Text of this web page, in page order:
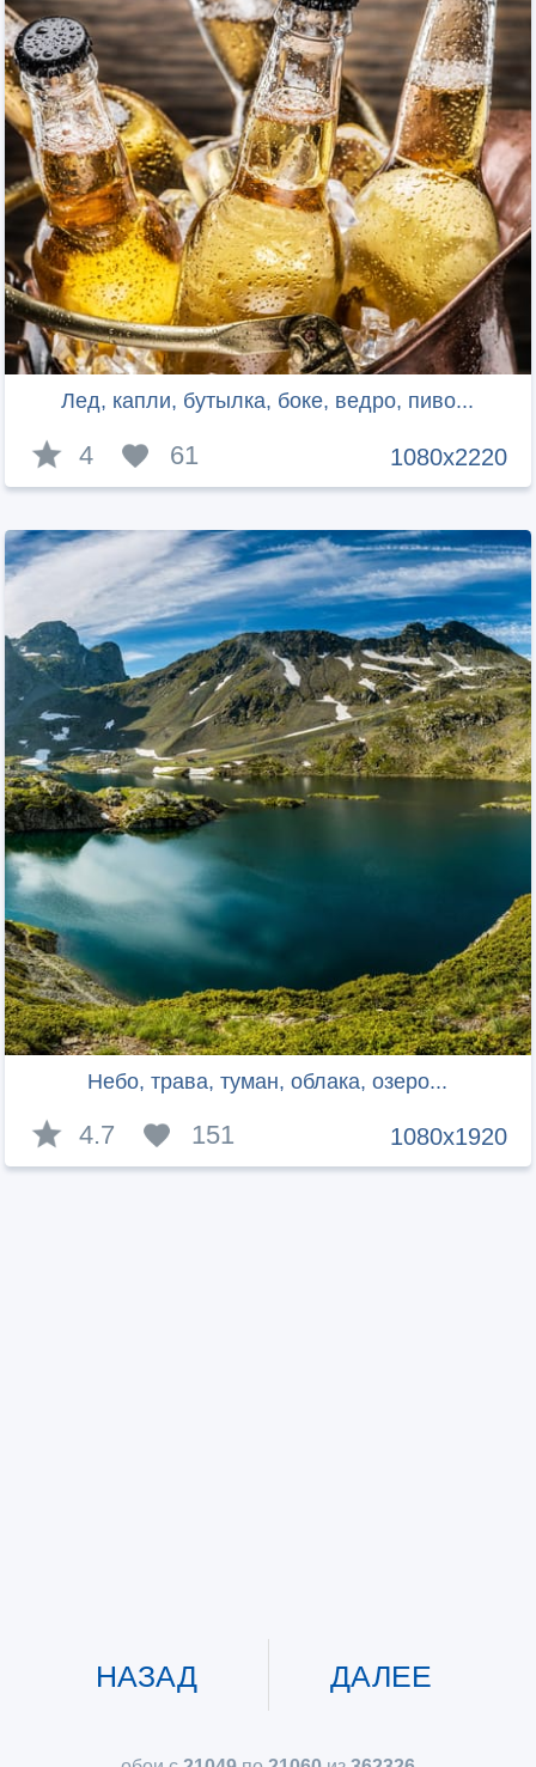
Лед, капли, бутылка, боке, ведро, пиво...
1080x2220
4 61
Небо, трава, туман, облака, озеро...
1080x1920
4.7 151
НАЗАД ДАЛЕЕ